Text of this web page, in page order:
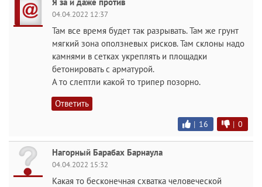
04.04.2022 12:37
Там все время будет так разрывать. Там же грунт
мягкий зона оползневых рисков. Там склоны надо
камнями в сетках укреплять и площадки
бетонировать с арматурой.
А то слептли какой то трипер позорно.
Ответить
| 16 | 0
Нагорный Барабах Барнаула
04.04.2022 15:32
Какая то бесконечная схватка человеческой